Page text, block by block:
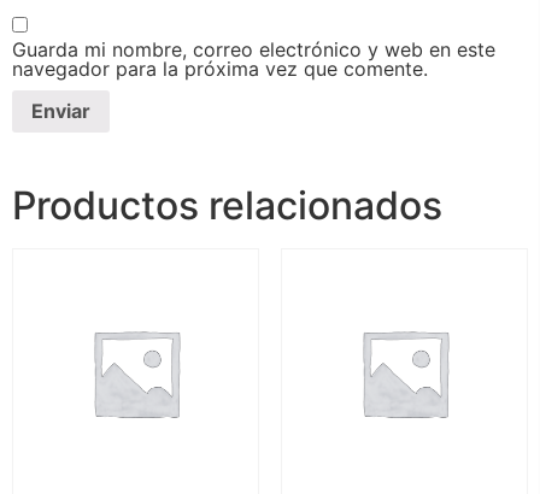
Guarda mi nombre, correo electrónico y web en este
navegador para la próxima vez que comente.
Productos relacionados